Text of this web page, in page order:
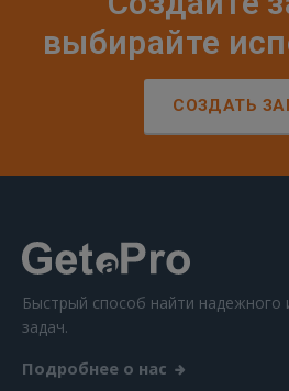
выбирайте
СОЗДАТЬ
Быстрый способ найти
задач.
Подробнее о нас